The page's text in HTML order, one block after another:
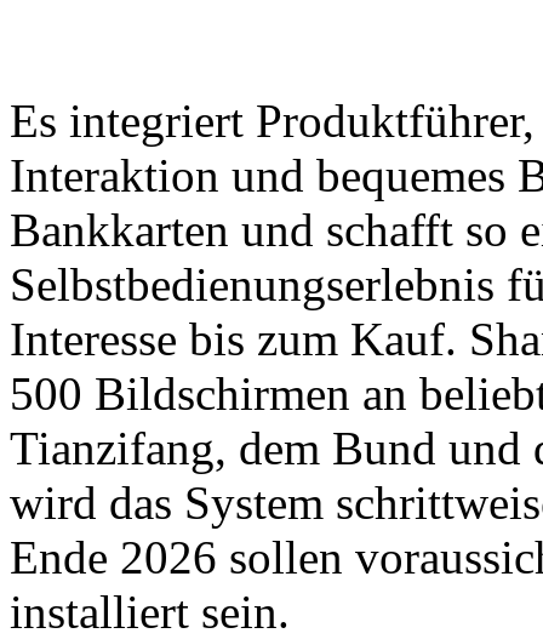
Es integriert
Interaktion und bequemes
Bankkarten und schafft so
Selbstbedienungserlebnis
Interesse bis zum Kauf.
500 Bildschirmen an
Tianzifang, dem Bund und
wird das System
Ende 2026 sollen
installiert sein.